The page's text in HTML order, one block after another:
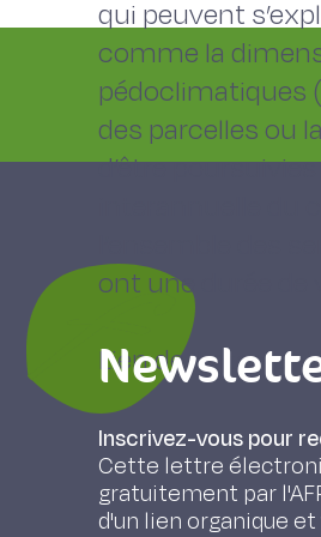
qui peuvent
comme la
pédoclimatiques
des parcelles ou
d’être
ont une durée de
Lien de
Inscrivez-vous pour
Cette lettre
gratuitement par
d'un lien organique